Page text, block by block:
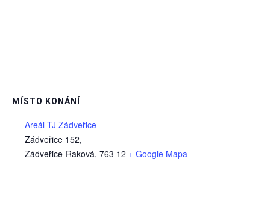
MÍSTO KONÁNÍ
Areál TJ Zádveřice
Zádveřice 152,
Zádveřice-Raková, 763 12 + Google Mapa